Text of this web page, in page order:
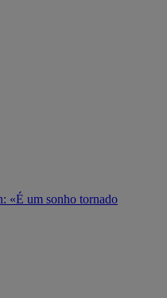
«É um sonho tornado